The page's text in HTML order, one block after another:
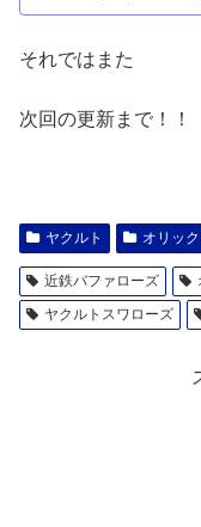
それではまた
次回の更新まで！！
ヤクルト オリッ
近鉄バファローズ
ヤクルトスワローズ